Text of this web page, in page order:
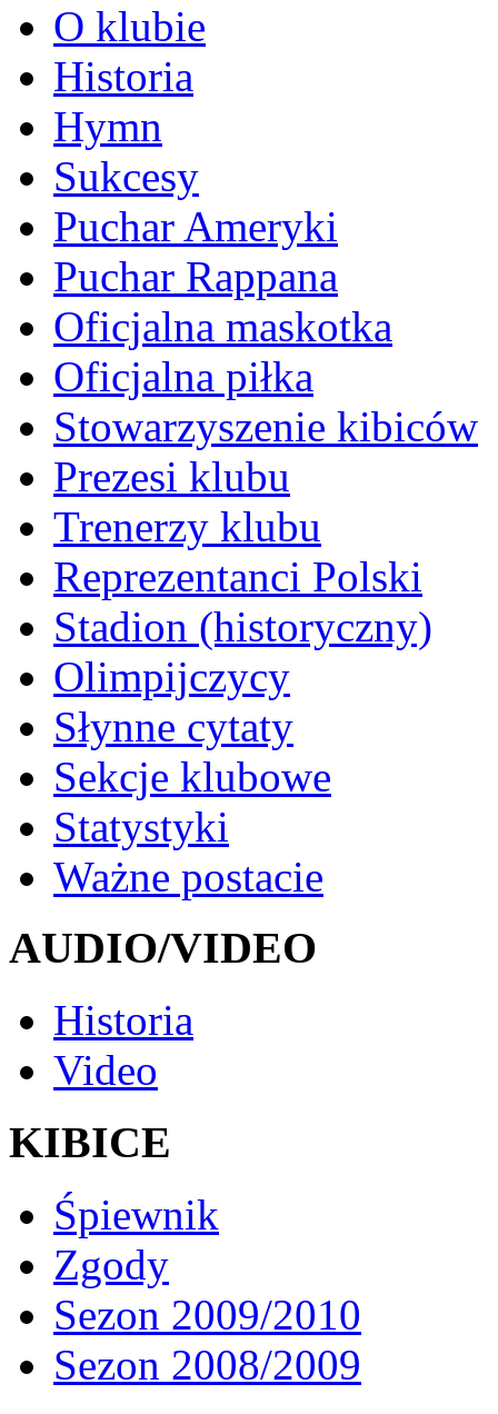
O klubie
Historia
Hymn
Sukcesy
Puchar Ameryki
Puchar Rappana
Oficjalna maskotka
Oficjalna piłka
Stowarzyszenie kibiców
Prezesi klubu
Trenerzy klubu
Reprezentanci Polski
Stadion (historyczny)
Olimpijczycy
Słynne cytaty
Sekcje klubowe
Statystyki
Ważne postacie
AUDIO/VIDEO
Historia
Video
KIBICE
Śpiewnik
Zgody
Sezon 2009/2010
Sezon 2008/2009